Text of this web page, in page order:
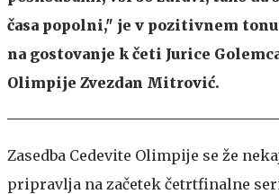
časa popolni," je v pozitivnem
na gostovanje k četi Jurice
Olimpije Zvezdan Mitrović.
Zasedba Cedevite Olimpije se že
pripravlja na začetek četrtfinalne